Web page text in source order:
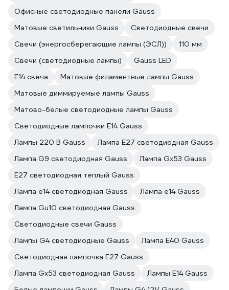
Офисные светодиодные панели Gauss
Матовые светильники Gauss
Светодиодные свечи
Свечи (энергосберегающие лампы (ЭСЛ))
110 мм
Свечи (светодиодные лампы)
Gauss LED
Е14 свеча
Матовые филаментные лампы Gauss
Матовые диммируемые лампы Gauss
Матово-белые светодиодные лампы Gauss
Светодиодные лампочки E14 Gauss
Лампы 220 В Gauss
Лампа E27 светодиодная Gauss
Лампа G9 светодиодная Gauss
Лампа Gx53 Gauss
E27 светодиодная теплый Gauss
Лампа е14 светодиодная Gauss
Лампа е14 Gauss
Лампа Gu10 светодиодная Gauss
Светодиодные свечи Gauss
Лампы G4 светодиодные Gauss
Лампа E40 Gauss
Светодиодная лампочка E27 Gauss
Лампа Gx53 светодиодная Gauss
Лампы E14 Gauss